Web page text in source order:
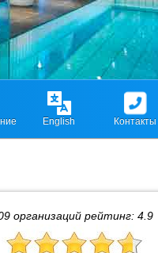
English Контакты
организаций рейтинг: 4.9